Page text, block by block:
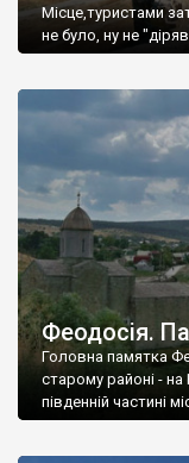
Місце,туристами
не було, ну не
Феодосія.
Головна памятка
старому районі - на
південній частині